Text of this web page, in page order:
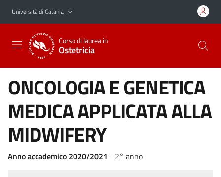
Vai al contenuto principale
Vai al menu di navigazione
Università di Catania
Corso di laurea in
Ostetricia
ONCOLOGIA E GENETICA
MEDICA APPLICATA ALLA
MIDWIFERY
Anno accademico 2020/2021 - 2° anno